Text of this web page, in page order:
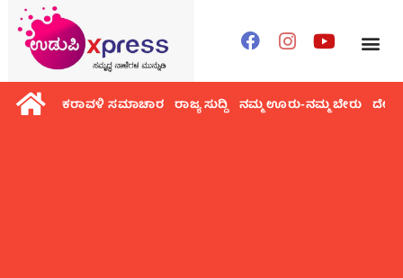
ಕರಾವಳಿ ಸಮಾಚಾರ ರಾಜ್ಯ ಸುದ್ದಿ ನಮ್ಮ ಊರು-ನಮ್ಮ ಬೇರು ದೇಶ